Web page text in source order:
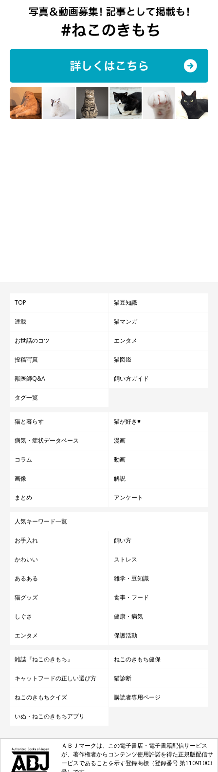
TOP 猫豆知識
連載 猫マンガ
お世話のコツ エンタメ
投稿写真 猫図鑑
獣医師Q&A 飼い方ガイド
タグ一覧
猫と暮らす 猫が好き♥
病気・症状データベース 漫画
コラム 動画
画像 解説
まとめ アンケート
人気キーワード一覧
お手入れ 飼い方
かわいい ストレス
あるある 雑学・豆知識
猫グッズ 食事・フード
しぐさ 健康・病気
エンタメ 保護活動
雑誌『ねこのきもち』 ねこのきもち健保
キャットフードの正しい選び方 猫診断
ねこのきもちクイズ 購読者専用ページ
いぬ・ねこのきもちアプリ
ＡＢＪマークは、この電子書店・電子書籍配信サービス
が、著作権者からコンテンツ使用許諾を得た正規版配信サ
ービスであることを示す登録商標（登録番号 第11091003